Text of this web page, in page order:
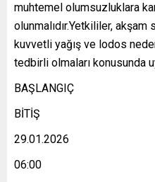
muhtemel olumsuzluklara
olunmalıdır.Yetkililer,
kuvvetli yağış ve lodos
tedbirli olmaları konusunda
BAŞLANGIÇ
BİTİŞ
29.01.2026
06:00